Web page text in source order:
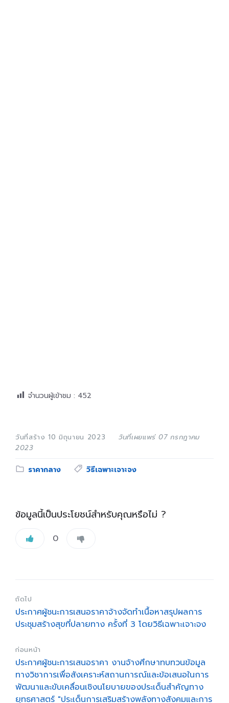
จำนวนผู้เข้าชม : 452
วันที่สร้าง 10 มิถุนายน 2023
วันที่เผยแพร่ 07 กรกฎาคม
2023
Category:
ราคากลาง Tags:
วิธีเฉพาะเจาะจง
ข้อมูลนี้เป็นประโยชน์สำหรับคุณหรือไม่ ?
0
ถัดไป
ประกาศผู้ชนะการเสนอราคาจ้างจัดทำเนื้อหาสรุปผลการ
ประชุมสร้างสุขที่ปลายทาง ครั้งที่ 3 โดยวิธีเฉพาะเจาะจง
ก่อนหน้า
ประกาศผู้ชนะการเสนอราคา งานจ้างศึกษาทบทวนข้อมูล
ทางวิชาการเพื่อสังเคราะห์สถานการณ์และข้อเสนอในการ
พัฒนาและขับเคลื่อนเชิงนโยบายของประเด็นสำคัญทาง
ยุทธศาสตร์ "ประเด็นการเสริมสร้างพลังทางสังคมและการ